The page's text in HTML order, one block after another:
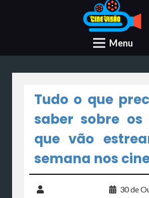
Menu
Tudo o que
saber sobre os
que vão
semana nos
30 de